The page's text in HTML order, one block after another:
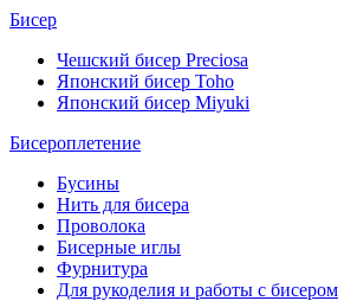
Бисер
Чешский бисер Preciosa
Японский бисер Toho
Японский бисер Miyuki
Бисероплетение
Бусины
Нить для бисера
Проволока
Бисерные иглы
Фурнитура
Для рукоделия и работы с бисером